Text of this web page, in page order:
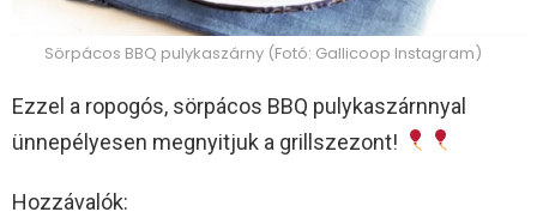
Sörpácos BBQ pulykaszárny (Fotó: Gallicoop Instagram)
Ezzel a ropogós, sörpácos BBQ pulykaszárnnyal
ünnepélyesen megnyitjuk a grillszezont!
Hozzávalók: